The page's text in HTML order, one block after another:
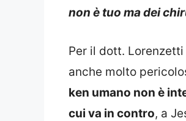
non è tuo ma dei
Per il dott.
anche molto
ken umano non è
cui va in contro, a